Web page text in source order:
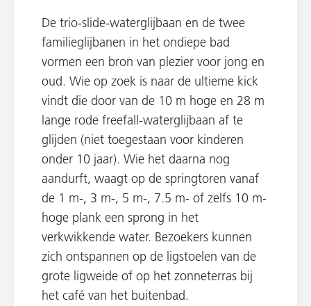
De trio-slide-waterglijbaan en de twee
familieglijbanen in het ondiepe bad
vormen een bron van plezier voor jong en
oud. Wie op zoek is naar de ultieme kick
vindt die door van de 10 m hoge en 28 m
lange rode freefall-waterglijbaan af te
glijden (niet toegestaan voor kinderen
onder 10 jaar). Wie het daarna nog
aandurft, waagt op de springtoren vanaf
de 1 m-, 3 m-, 5 m-, 7.5 m- of zelfs 10 m-
hoge plank een sprong in het
verkwikkende water. Bezoekers kunnen
zich ontspannen op de ligstoelen van de
grote ligweide of op het zonneterras bij
het café van het buitenbad.